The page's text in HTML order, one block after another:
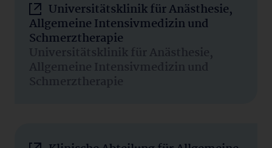
Universitätsklinik für Anästhesie,
Allgemeine Intensivmedizin und
Schmerztherapie
Universitätsklinik für Anästhesie,
Allgemeine Intensivmedizin und
Schmerztherapie